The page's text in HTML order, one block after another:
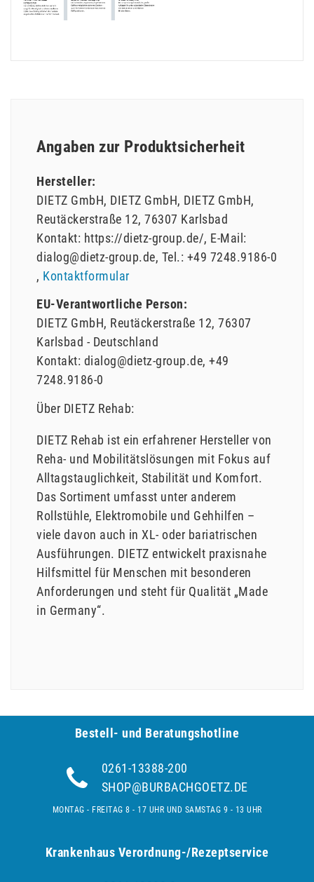
Angaben zur Produktsicherheit
Hersteller:
DIETZ GmbH DIETZ GmbH DIETZ GmbH
Reutäckerstraße 12 76307 Karlsbad
Kontakt: https://dietz-group.de/ E-Mail:
dialog@dietz-group.de Tel.: +49 7248.9186-0
Kontaktformular
EU-Verantwortliche Person:
DIETZ GmbH Reutäckerstraße 12 76307
Karlsbad
Deutschland
Kontakt: dialog@dietz-group.de +49
7248.9186-0
Über DIETZ Rehab:
DIETZ Rehab ist ein erfahrener Hersteller von
Reha- und Mobilitätslösungen mit Fokus auf
Alltagstauglichkeit, Stabilität und Komfort.
Das Sortiment umfasst unter anderem
Rollstühle, Elektromobile und Gehhilfen –
viele davon auch in XL- oder bariatrischen
Ausführungen. DIETZ entwickelt praxisnahe
Hilfsmittel für Menschen mit besonderen
Anforderungen und steht für Qualität „Made
in Germany“.
Bestell- und Be­ra­tungs­hot­line
0261-13388-200
SHOP@BURBACHGOETZ.DE
MONTAG - FREITAG 8 - 17 UHR UND SAMSTAG 9 - 13 UHR
Krankenhaus Verordnung-/Rezeptservice